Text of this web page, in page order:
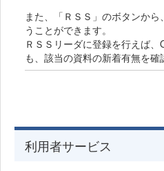
また、「ＲＳＳ」のボタンか
うことができます。
ＲＳＳリーダに登録を行えば
も、該当の資料の新着有無を確
利用者サービス